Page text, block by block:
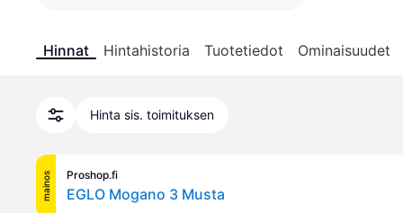
Hinnat Hintahistoria Tuotetiedot Ominaisuudet
Hinta sis. toimituksen
mainos Proshop.fi
EGLO Mogano 3 Musta